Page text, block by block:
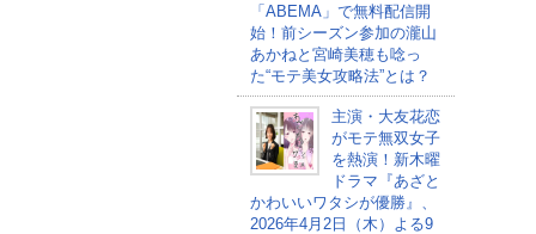
「ABEMA」で無料配信開
始！前シーズン参加の瀧山
あかねと宮崎美穂も唸っ
た“モテ美女攻略法”とは？
主演・大友花恋
がモテ無双女子
を熱演！新木曜
ドラマ『あざと
かわいいワタシが優勝』、
2026年4月2日（木）よる9